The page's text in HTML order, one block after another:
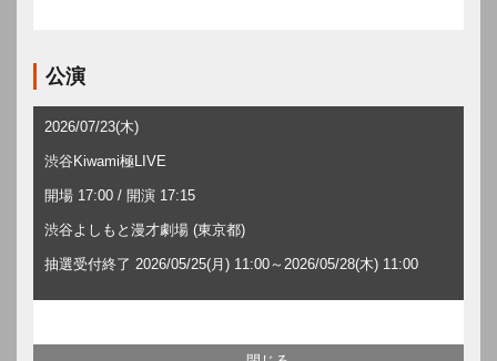
公演
2026/07/23(木)
渋谷Kiwami極LIVE
開場 17:00 / 開演 17:15
渋谷よしもと漫才劇場 (東京都)
抽選受付終了 2026/05/25(月) 11:00～2026/05/28(木) 11:00